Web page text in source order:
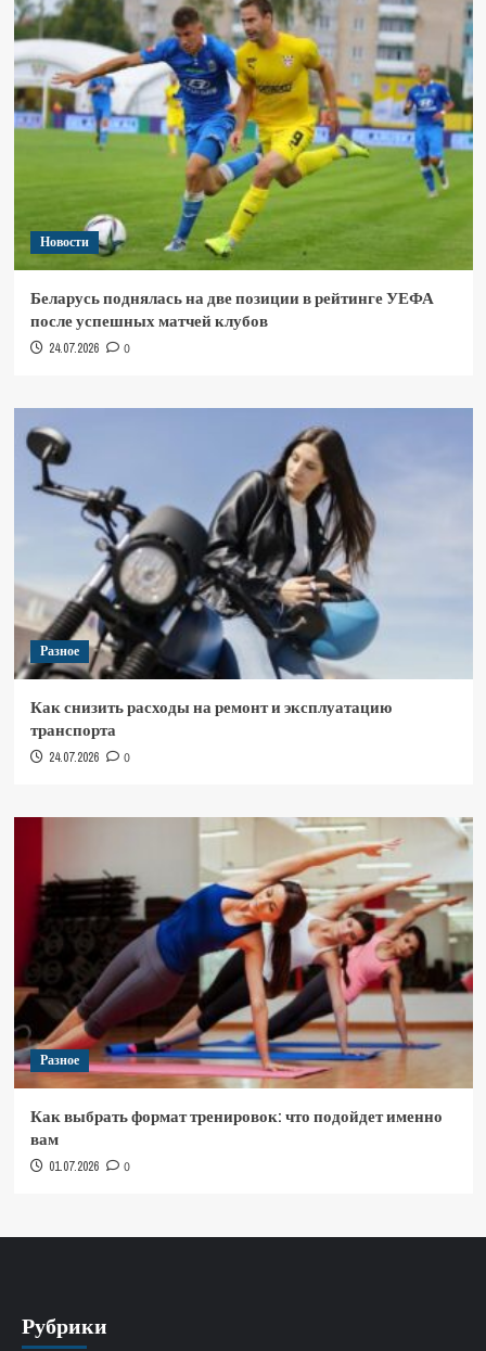
Новости
Беларусь поднялась на две позиции в рейтинге УЕФА
после успешных матчей клубов
24.07.2026 0
Разное
Как снизить расходы на ремонт и эксплуатацию
транспорта
24.07.2026 0
Разное
Как выбрать формат тренировок: что подойдет именно
вам
01.07.2026 0
Рубрики